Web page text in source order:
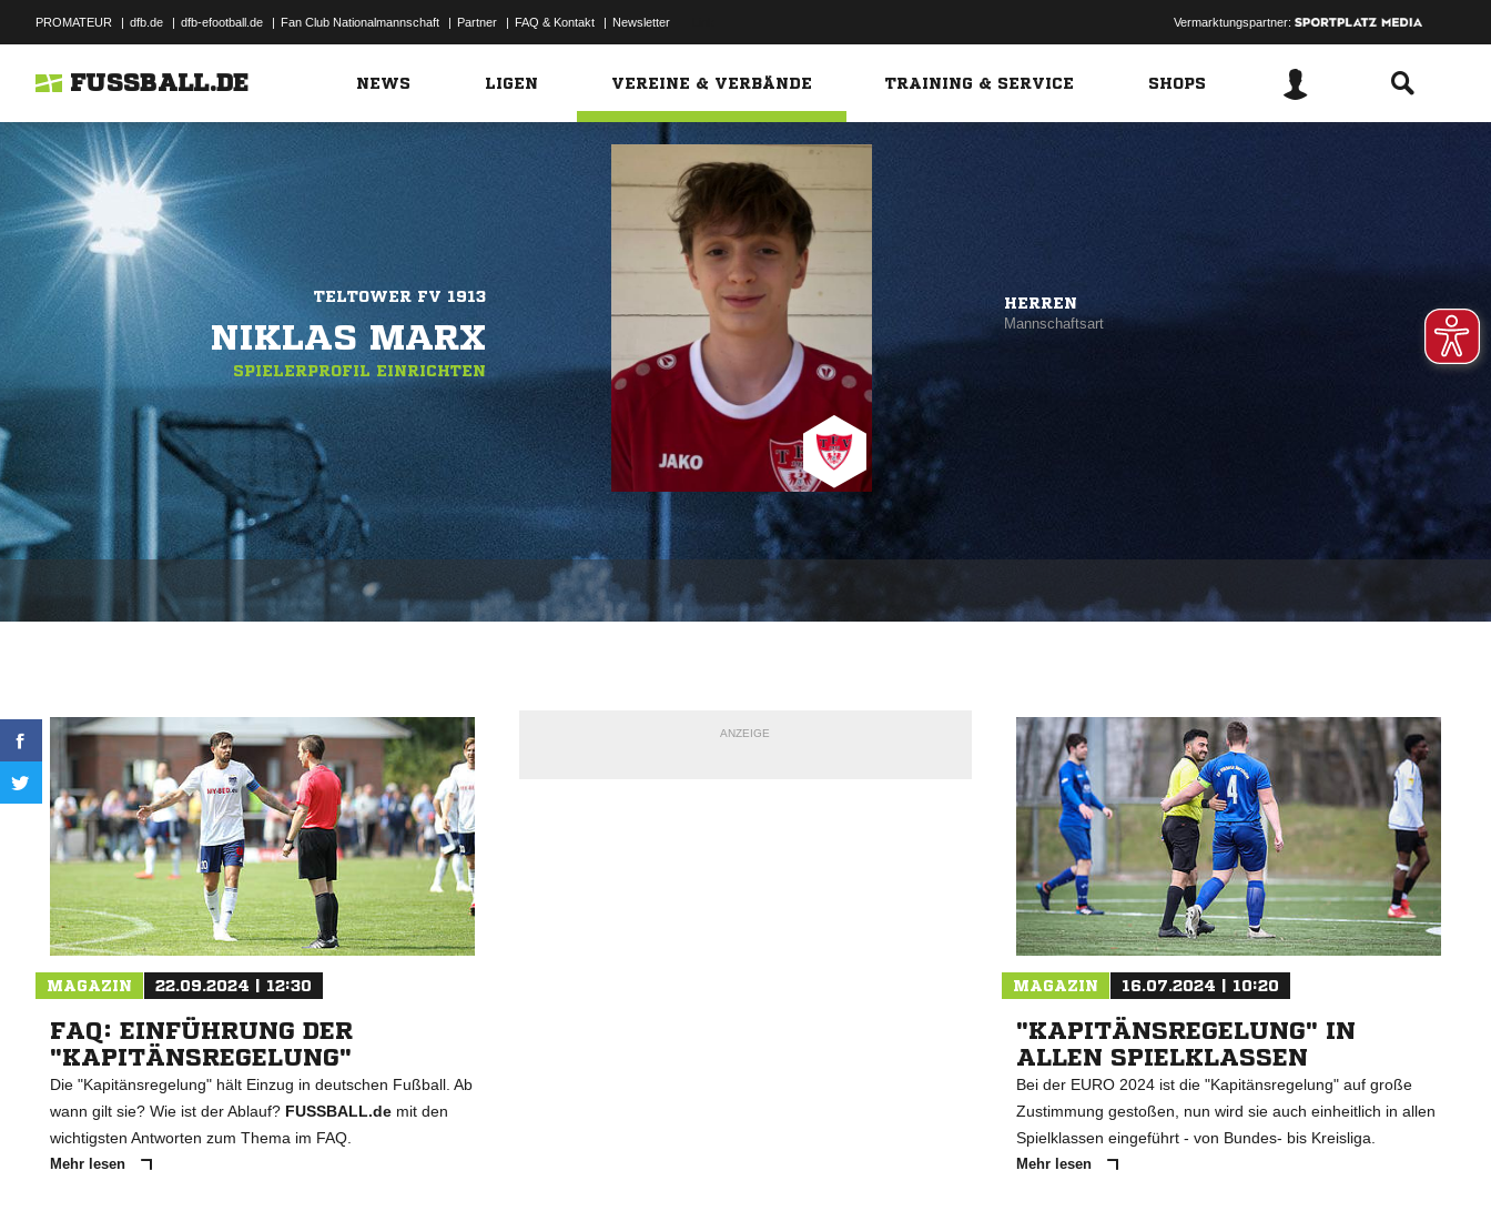
PROMATEUR | dfb.de | dfb-efootball.de | Fan Club Nationalmannschaft | Partner | FAQ & Kontakt | Newsletter Vermarktungspartner:
FUSSBALL.DE NEWS LIGEN VEREINE & VERBÄNDE TRAINING & SERVICE SHOPS
TELTOWER FV 1913
NIKLAS MARX
SPIELERPROFIL EINRICHTEN
HERREN
Mannschaftsart
MAGAZIN 22.09.2024 | 12:30
FAQ: EINFÜHRUNG DER
"KAPITÄNSREGELUNG"
Die "Kapitänsregelung" hält Einzug in deutschen Fußball. Ab
wann gilt sie? Wie ist der Ablauf? FUSSBALL.de mit den
wichtigsten Antworten zum Thema im FAQ.
Mehr lesen
ANZEIGE
MAGAZIN 16.07.2024 | 10:20
"KAPITÄNSREGELUNG" IN
ALLEN SPIELKLASSEN
Bei der EURO 2024 ist die "Kapitänsregelung" auf große
Zustimmung gestoßen, nun wird sie auch einheitlich in allen
Spielklassen eingeführt - von Bundes- bis Kreisliga.
Mehr lesen